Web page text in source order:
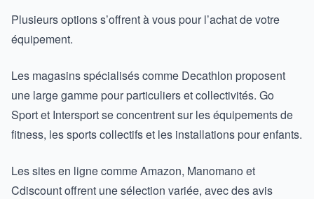
Plusieurs options s’offrent à vous pour l’achat de votre
équipement.
Les magasins spécialisés comme Decathlon proposent
une large gamme pour particuliers et collectivités. Go
Sport et Intersport se concentrent sur les équipements de
fitness, les sports collectifs et les installations pour enfants.
Les sites en ligne comme Amazon, Manomano et
Cdiscount offrent une sélection variée, avec des avis